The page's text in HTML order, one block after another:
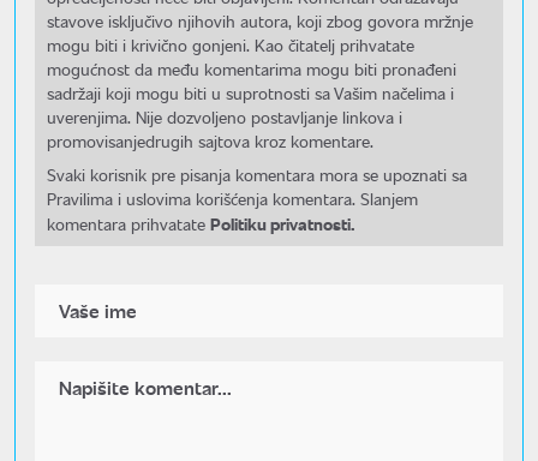
stavove isključivo njihovih autora, koji zbog govora mržnje
mogu biti i krivično gonjeni. Kao čitatelj prihvatate
mogućnost da među komentarima mogu biti pronađeni
sadržaji koji mogu biti u suprotnosti sa Vašim načelima i
uverenjima. Nije dozvoljeno postavljanje linkova i
promovisanjedrugih sajtova kroz komentare.
Svaki korisnik pre pisanja komentara mora se upoznati sa
Pravilima i uslovima korišćenja komentara. Slanjem
komentara prihvatate Politiku privatnosti.